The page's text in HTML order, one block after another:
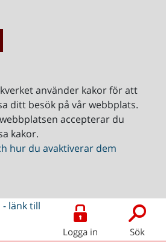
använder kakor för att
ditt besök på vår webbplats.
accepterar du
kakor.
hur du avaktiverar dem
Logga in Sök